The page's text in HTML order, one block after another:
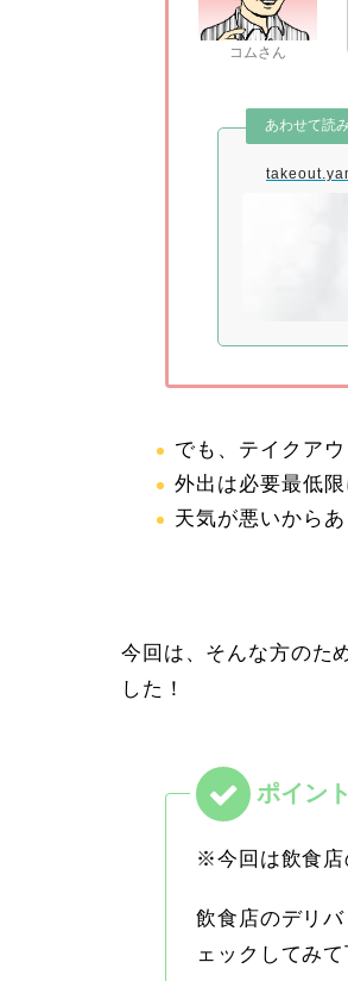
コムさん
でも、テイクア
外出は必要最低限
天気が悪いから
今回は、そんな方のた
した！
※今回は飲食店
飲食店のデリ
ェックしてみて